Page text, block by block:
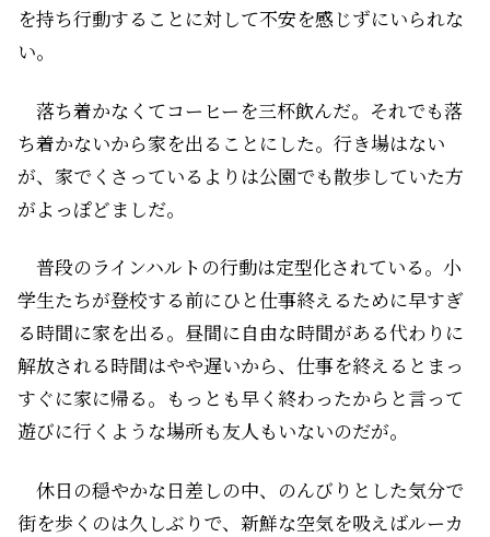
を持ち行動することに対して不安を感じずにいられな
い。
落ち着かなくてコーヒーを三杯飲んだ。それでも落
ち着かないから家を出ることにした。行き場はない
が、家でくさっているよりは公園でも散歩していた方
がよっぽどましだ。
普段のラインハルトの行動は定型化されている。小
学生たちが登校する前にひと仕事終えるために早すぎ
る時間に家を出る。昼間に自由な時間がある代わりに
解放される時間はやや遅いから、仕事を終えるとまっ
すぐに家に帰る。もっとも早く終わったからと言って
遊びに行くような場所も友人もいないのだが。
休日の穏やかな日差しの中、のんびりとした気分で
街を歩くのは久しぶりで、新鮮な空気を吸えばルーカ